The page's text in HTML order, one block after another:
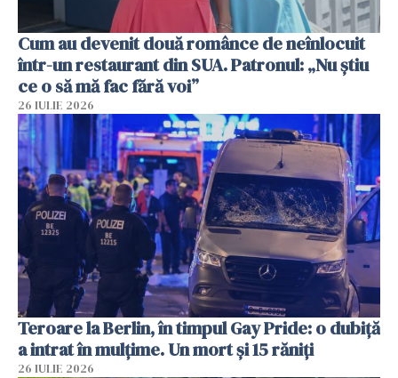
Cum au devenit două românce de neînlocuit
într-un restaurant din SUA. Patronul: „Nu știu
ce o să mă fac fără voi”
26 IULIE 2026
Teroare la Berlin, în timpul Gay Pride: o dubiță
a intrat în mulțime. Un mort și 15 răniți
26 IULIE 2026